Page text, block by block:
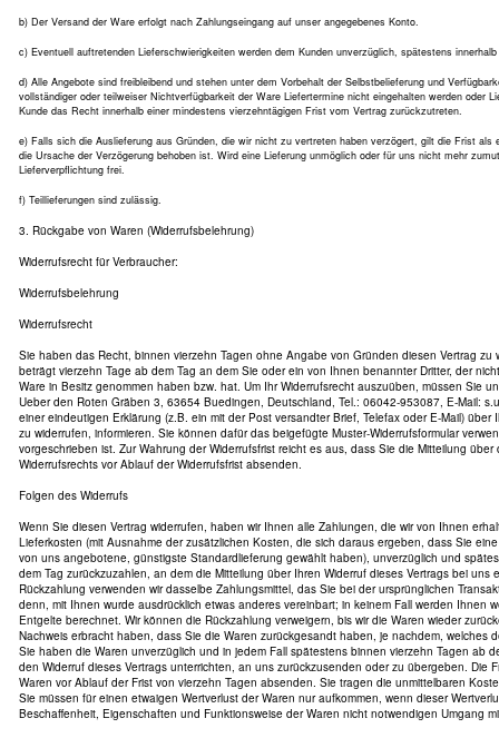
b) Der Versand der Ware erfolgt nach Zahlungseingang auf unser angegebenes Konto.
c) Eventuell auftretenden Lieferschwierigkeiten werden dem Kunden unverzüglich, spätestens
d) Alle Angebote sind freibleibend und stehen unter dem Vorbehalt der Selbstbelieferung und
vollständiger oder teilweiser Nichtverfügbarkeit der Ware Liefertermine nicht eingehalten werden oder
Kunde das Recht innerhalb einer mindestens vierzehntägigen Frist vom Vertrag zurückzutreten.
e) Falls sich die Auslieferung aus Gründen, die wir nicht zu vertreten haben verzögert, gilt die Frist als
die Ursache der Verzögerung behoben ist. Wird eine Lieferung unmöglich oder für uns nicht mehr
Lieferverpflichtung frei.
f) Teillieferungen sind zulässig.
3. Rückgabe von Waren (Widerrufsbelehrung)
Widerrufsrecht für Verbraucher:
Widerrufsbelehrung
Widerrufsrecht
Sie haben das Recht, binnen vierzehn Tagen ohne Angabe von Gründen diesen Vertrag zu
beträgt vierzehn Tage ab dem Tag an dem Sie oder ein von Ihnen benannter Dritter, der
Ware in Besitz genommen haben bzw. hat. Um Ihr Widerrufsrecht auszuüben, müssen Sie
Ueber den Roten Gräben 3, 63654 Buedingen, Deutschland, Tel.: 06042-953087, E-Mail:
einer eindeutigen Erklärung (z.B. ein mit der Post versandter Brief, Telefax oder E-Mail) über
zu widerrufen, informieren. Sie können dafür das beigefügte Muster-Widerrufsformular
vorgeschrieben ist. Zur Wahrung der Widerrufsfrist reicht es aus, dass Sie die Mitteilung
Widerrufsrechts vor Ablauf der Widerrufsfrist absenden.
Folgen des Widerrufs
Wenn Sie diesen Vertrag widerrufen, haben wir Ihnen alle Zahlungen, die wir von Ihnen
Lieferkosten (mit Ausnahme der zusätzlichen Kosten, die sich daraus ergeben, dass Sie
von uns angebotene, günstigste Standardlieferung gewählt haben), unverzüglich und
dem Tag zurückzuzahlen, an dem die Mitteilung über Ihren Widerruf dieses Vertrags bei uns
Rückzahlung verwenden wir dasselbe Zahlungsmittel, das Sie bei der ursprünglichen
denn, mit Ihnen wurde ausdrücklich etwas anderes vereinbart; in keinem Fall werden Ihnen
Entgelte berechnet. Wir können die Rückzahlung verweigern, bis wir die Waren wieder
Nachweis erbracht haben, dass Sie die Waren zurückgesandt haben, je nachdem, welches
Sie haben die Waren unverzüglich und in jedem Fall spätestens binnen vierzehn Tagen ab
den Widerruf dieses Vertrags unterrichten, an uns zurückzusenden oder zu übergeben. Die
Waren vor Ablauf der Frist von vierzehn Tagen absenden. Sie tragen die unmittelbaren
Sie müssen für einen etwaigen Wertverlust der Waren nur aufkommen, wenn dieser
Beschaffenheit, Eigenschaften und Funktionsweise der Waren nicht notwendigen Umgang